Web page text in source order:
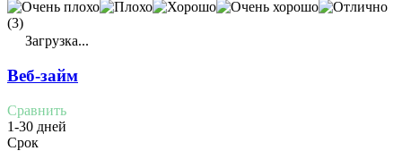
(3)
Загрузка...
Веб-займ
Сравнить
1-30 дней
Срок